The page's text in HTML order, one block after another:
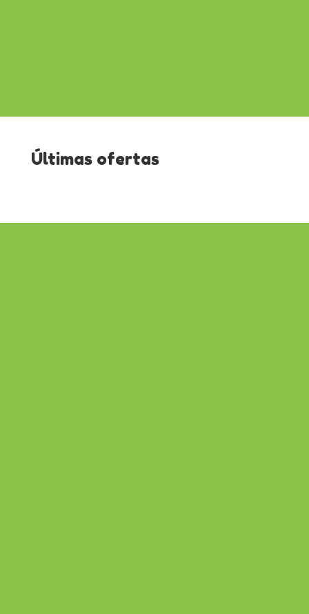
Últimas ofertas